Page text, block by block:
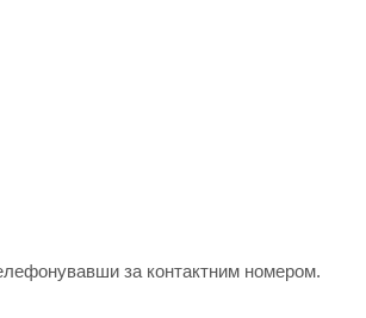
за контактним номером.